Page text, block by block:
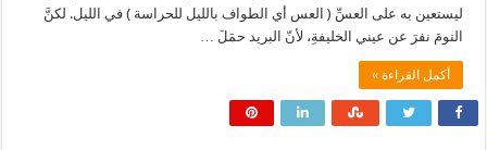
ليستعين به على العسِّ ( العس أي الطواف بالليل للحراسة ) في الليل. لكنَّ
النومَ نفرَ عن عيني الخليفةِ، لأنّ البريد حمَلَ …
أكمل القراءة »